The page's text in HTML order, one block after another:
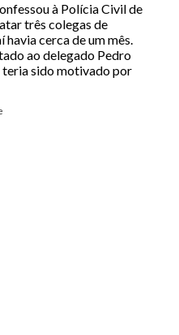
à Polícia Civil de
três colegas de
cerca de um mês.
ao delegado Pedro
teria sido motivado por